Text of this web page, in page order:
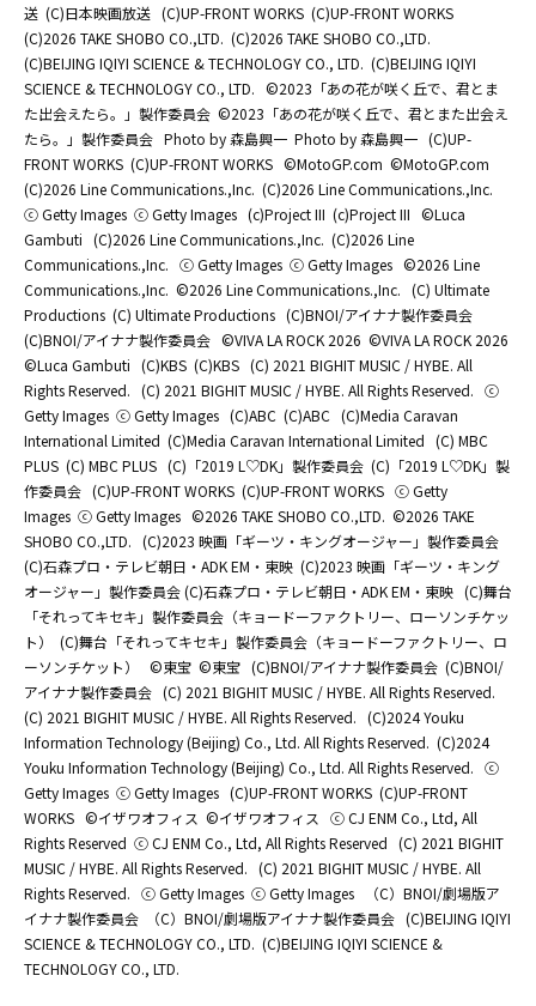
送 (C)日本映画放送 (C)UP-FRONT WORKS (C)UP-FRONT WORKS
(C)2026 TAKE SHOBO CO.,LTD. (C)2026 TAKE SHOBO CO.,LTD.
(C)BEIJING IQIYI SCIENCE & TECHNOLOGY CO., LTD. (C)BEIJING IQIYI
SCIENCE & TECHNOLOGY CO., LTD. ©2023「あの花が咲く丘で、君とま
た出会えたら。」製作委員会 ©2023「あの花が咲く丘で、君とまた出会え
たら。」製作委員会 Photo by 森島興一 Photo by 森島興一 (C)UP-
FRONT WORKS (C)UP-FRONT WORKS ©MotoGP.com ©MotoGP.com
(C)2026 Line Communications.,Inc. (C)2026 Line Communications.,Inc.
ⓒ Getty Images ⓒ Getty Images (c)Project III (c)Project III ©Luca
Gambuti (C)2026 Line Communications.,Inc. (C)2026 Line
Communications.,Inc. ⓒ Getty Images ⓒ Getty Images ©2026 Line
Communications.,Inc. ©2026 Line Communications.,Inc. (C) Ultimate
Productions (C) Ultimate Productions (C)BNOI/アイナナ製作委員会
(C)BNOI/アイナナ製作委員会 ©️VIVA LA ROCK 2026 ©️VIVA LA ROCK 2026
©Luca Gambuti (C)KBS (C)KBS (C) 2021 BIGHIT MUSIC / HYBE. All
Rights Reserved. (C) 2021 BIGHIT MUSIC / HYBE. All Rights Reserved. ⓒ
Getty Images ⓒ Getty Images (C)ABC (C)ABC (C)Media Caravan
International Limited (C)Media Caravan International Limited (C) MBC
PLUS (C) MBC PLUS (C)「2019 L♡DK」製作委員会 (C)「2019 L♡DK」製
作委員会 (C)UP-FRONT WORKS (C)UP-FRONT WORKS ⓒ Getty
Images ⓒ Getty Images ©2026 TAKE SHOBO CO.,LTD. ©2026 TAKE
SHOBO CO.,LTD. (C)2023 映画「ギーツ・キングオージャー」製作委員会
(C)石森プロ・テレビ朝日・ADK EM・東映 (C)2023 映画「ギーツ・キング
オージャー」製作委員会 (C)石森プロ・テレビ朝日・ADK EM・東映 (C)舞台
「それってキセキ」製作委員会（キョードーファクトリー、ローソンチケッ
ト）
(C)舞台「それってキセキ」製作委員会（キョードーファクトリー、ロ
ーソンチケット）
©東宝 ©東宝 (C)BNOI/アイナナ製作委員会 (C)BNOI/
アイナナ製作委員会 (C) 2021 BIGHIT MUSIC / HYBE. All Rights Reserved.
(C) 2021 BIGHIT MUSIC / HYBE. All Rights Reserved. (C)2024 Youku
Information Technology (Beijing) Co., Ltd. All Rights Reserved. (C)2024
Youku Information Technology (Beijing) Co., Ltd. All Rights Reserved. ⓒ
Getty Images ⓒ Getty Images (C)UP-FRONT WORKS (C)UP-FRONT
WORKS ©イザワオフィス ©イザワオフィス
ⓒ CJ ENM Co., Ltd, All
Rights Reserved ⓒ CJ ENM Co., Ltd, All Rights Reserved (C) 2021 BIGHIT
MUSIC / HYBE. All Rights Reserved. (C) 2021 BIGHIT MUSIC / HYBE. All
Rights Reserved. ⓒ Getty Images ⓒ Getty Images
（C）BNOI/劇場版ア
イナナ製作委員会
（C）BNOI/劇場版アイナナ製作委員会 (C)BEIJING IQIYI
SCIENCE & TECHNOLOGY CO., LTD. (C)BEIJING IQIYI SCIENCE &
TECHNOLOGY CO., LTD.